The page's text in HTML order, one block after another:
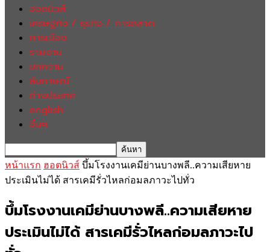
ฮอตนิวส์
เศรษฐกิจ / ธุรกิจ / การตลาด
การเมือง
รายงาน
บทความ
สัมภาษณ์
ต่างประเทศ
english
อื่นๆ
หน้าแรก ฮอตนิวส์ บึ้มโรงงานเคมีย่านบางพลี..ความเสียหาย
ประเมินไม่ได้ สารเคมีรั่วไหลก่อมลภาวะไปทั่ว
บึ้มโรงงานเคมีย่านบางพลี..ความเสียหาย
ประเมินไม่ได้ สารเคมีรั่วไหลก่อมลภาวะไป